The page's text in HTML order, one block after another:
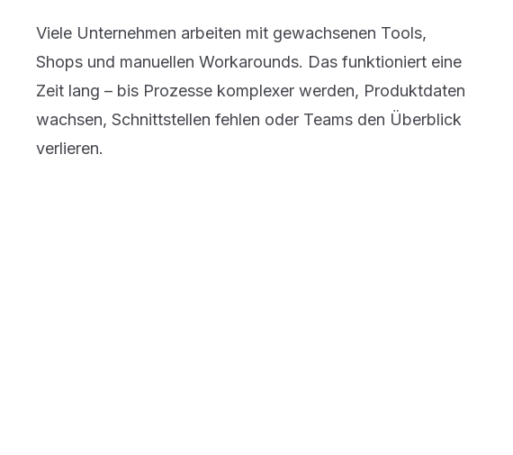
Viele Unternehmen arbeiten mit gewachsenen Tools,
Shops und manuellen Workarounds. Das funktioniert eine
Zeit lang – bis Prozesse komplexer werden, Produktdaten
wachsen, Schnittstellen fehlen oder Teams den Überblick
verlieren.